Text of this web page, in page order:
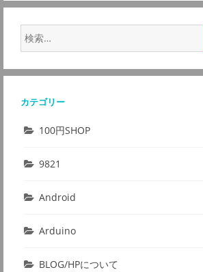
カテゴリー
100円SHOP
9821
Android
Arduino
BLOG/HPについて